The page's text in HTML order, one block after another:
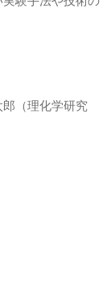
（理化学研究